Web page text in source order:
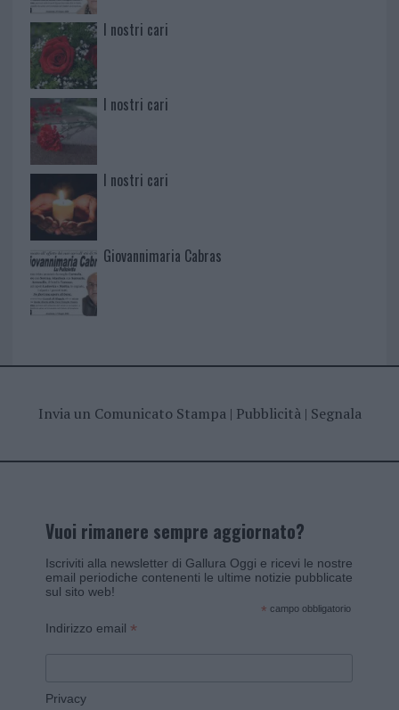
I nostri cari
I nostri cari
I nostri cari
Giovannimaria Cabras
Invia un Comunicato Stampa| Pubblicità| Segnala
Vuoi rimanere sempre aggiornato?
Iscriviti alla newsletter di Gallura Oggi e ricevi le nostre
email periodiche contenenti le ultime notizie pubblicate
sul sito web!
* campo obbligatorio
Indirizzo email *
Privacy